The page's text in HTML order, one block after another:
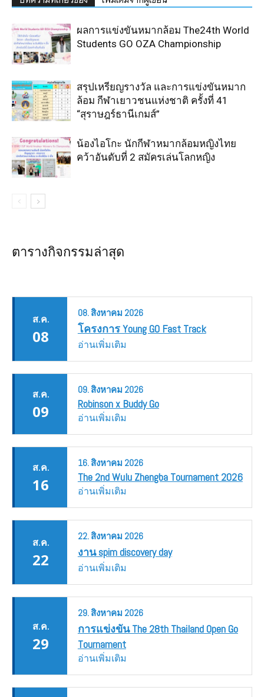
ผลการแข่งขันหมากล้อม The24th World
Students GO OZA Championship
สรุปเหรียญรางวัล และการแข่งขันหมาก
ล้อม กีฬาเยาวชนแห่งชาติ ครั้งที่ 41
“สุราษฎร์ธานีเกมส์”
น้องไอโกะ นักกีฬาหมากล้อมหญิงไทย
คว้าอันดับที่ 2 สมัครเล่นโลกหญิง
ตารางกิจกรรมล่าสุด
ส.ค.
08
08.สิงหาคม 2026
โครงการ Young GO Fast Track
อ่านเพิ่มเติม
ส.ค.
09
09.สิงหาคม 2026
Robinson x Buddy Go
อ่านเพิ่มเติม
ส.ค.
16
16.สิงหาคม 2026
The 2nd Wulu Zhengba Tournament 2026
อ่านเพิ่มเติม
ส.ค.
22
22.สิงหาคม 2026
งาน spim discovery day
อ่านเพิ่มเติม
ส.ค.
29
29.สิงหาคม 2026
การแข่งขัน The 28th Thailand Open Go
Tournament
อ่านเพิ่มเติม